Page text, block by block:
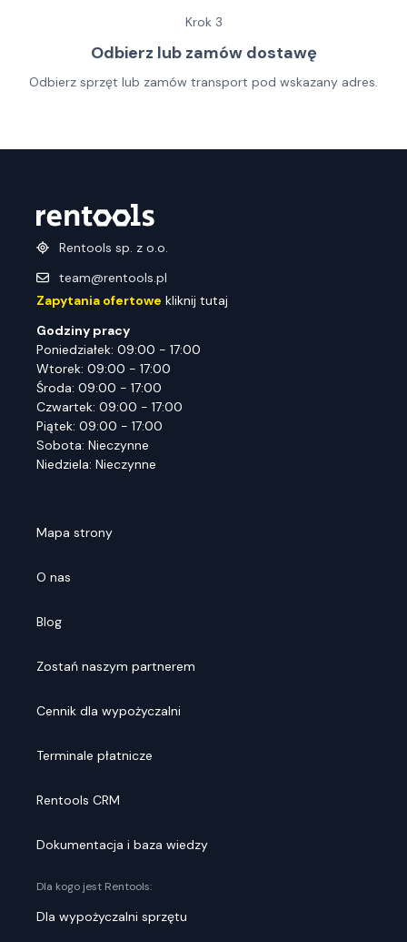
Krok 3
Odbierz lub zamów dostawę
Odbierz sprzęt lub zamów transport pod wskazany adres.
Rentools sp. z o.o.
team@rentools.pl
Zapytania ofertowe kliknij tutaj
Godziny pracy
Poniedziałek: 09:00 - 17:00
Wtorek: 09:00 - 17:00
Środa: 09:00 - 17:00
Czwartek: 09:00 - 17:00
Piątek: 09:00 - 17:00
Sobota: Nieczynne
Niedziela: Nieczynne
Mapa strony
O nas
Blog
Zostań naszym partnerem
Cennik dla wypożyczalni
Terminale płatnicze
Rentools CRM
Dokumentacja i baza wiedzy
Dla kogo jest Rentools:
Dla wypożyczalni sprzętu